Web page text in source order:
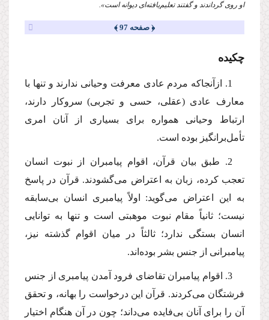
او روی گرداندند و گفتند تعلیم‌یافته‌ای دیوانه است».
﴿ صفحه 97 ﴾
چكیده
1. ازآنجاكه مردم عادی معرفت وحیانی ندارند و تنها با
معارف عادی (عقلی، حسی و تجربی) سروكار دارند،
ارتباط وحیانی همواره برای بسیاری از آنان امری
تأمل‌برانگیز بوده است.
2. طبق بیان قرآن، اقوام پیامبران از نبوت انسان
تعجب كرده، زبان به اعتراض می‌گشودند. قرآن در پاسخ
به این اعتراض می‌گوید: اولاً پیامبری انسان بی‌سابقه
نیست؛ ثانیاً مقام نبوت موهبتی است و تنها به توانایی
انسان بستگی ندارد؛ ثالثاً ‌در میان اقوام گذشته نیز،
پیامبرانی از جنس بشر بوده‌اند.
3. اقوام پیامبران تقاضای فرود آمدن پیامبری از جنس
فرشتگان می‌كردند. قرآن این درخواست را بهانه، و تحقق
آن را برای آنان بی‌فایده می‌داند؛ چون در آن هنگام اختیار